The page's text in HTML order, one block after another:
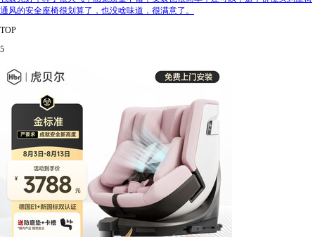
通风的安全座椅很划算了，也没啥味道，很满意了。
TOP
5